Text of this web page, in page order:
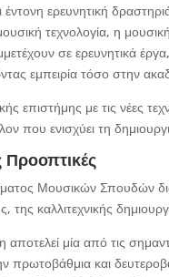
ερευνητική
τεχνολογία, η
σε ερευνητικά
εμπειρία τόσο στην
επιστήμης με τις νέες
που ενισχύει τη
Προοπτικές
Μουσικών Σπουδών
της καλλιτεχνικής
μία από τις
πρωτοβάθμια και